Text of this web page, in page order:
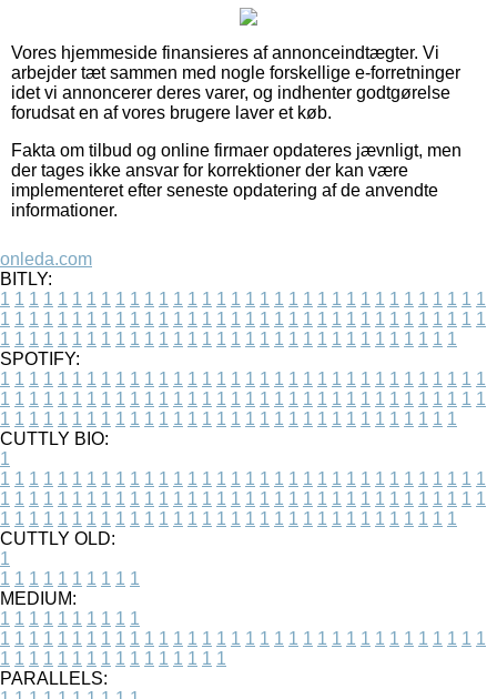
Vores hjemmeside finansieres af annonceindtægter. Vi
arbejder tæt sammen med nogle forskellige e-forretninger
idet vi annoncerer deres varer, og indhenter godtgørelse
forudsat en af vores brugere laver et køb.
Fakta om tilbud og online firmaer opdateres jævnligt, men
der tages ikke ansvar for korrektioner der kan være
implementeret efter seneste opdatering af de anvendte
informationer.
onleda.com
BITLY:
1 1 1 1 1 1 1 1 1 1 1 1 1 1 1 1 1 1 1 1 1 1 1 1 1 1 1 1 1 1 1 1 1 1
1 1 1 1 1 1 1 1 1 1 1 1 1 1 1 1 1 1 1 1 1 1 1 1 1 1 1 1 1 1 1 1 1 1
1 1 1 1 1 1 1 1 1 1 1 1 1 1 1 1 1 1 1 1 1 1 1 1 1 1 1 1 1 1 1 1
SPOTIFY:
1 1 1 1 1 1 1 1 1 1 1 1 1 1 1 1 1 1 1 1 1 1 1 1 1 1 1 1 1 1 1 1 1 1
1 1 1 1 1 1 1 1 1 1 1 1 1 1 1 1 1 1 1 1 1 1 1 1 1 1 1 1 1 1 1 1 1 1
1 1 1 1 1 1 1 1 1 1 1 1 1 1 1 1 1 1 1 1 1 1 1 1 1 1 1 1 1 1 1 1
CUTTLY BIO:
1
1 1 1 1 1 1 1 1 1 1 1 1 1 1 1 1 1 1 1 1 1 1 1 1 1 1 1 1 1 1 1 1 1 1
1 1 1 1 1 1 1 1 1 1 1 1 1 1 1 1 1 1 1 1 1 1 1 1 1 1 1 1 1 1 1 1 1 1
1 1 1 1 1 1 1 1 1 1 1 1 1 1 1 1 1 1 1 1 1 1 1 1 1 1 1 1 1 1 1 1
CUTTLY OLD:
1
1 1 1 1 1 1 1 1 1 1
MEDIUM:
1 1 1 1 1 1 1 1 1 1
1 1 1 1 1 1 1 1 1 1 1 1 1 1 1 1 1 1 1 1 1 1 1 1 1 1 1 1 1 1 1 1 1 1
1 1 1 1 1 1 1 1 1 1 1 1 1 1 1 1
PARALLELS: